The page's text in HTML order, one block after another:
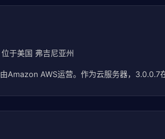
于美国 弗吉尼亚州
Amazon AWS运营。作为云服务器，3.0.0.7